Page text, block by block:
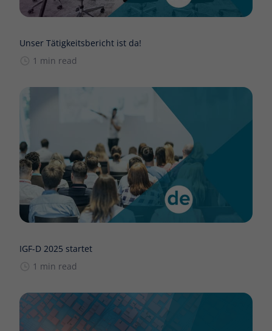
Unser Tätigkeitsbericht ist da!
1 min read
IGF-D 2025 startet
1 min read